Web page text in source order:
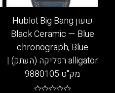
שעון Hublot Big Bang
Black Ceramic — Blue
chronograph, Blue
alligator רפליקה (העתק) |
מק"ט 9880105